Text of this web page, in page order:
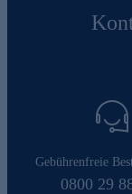
Gebührenfreie
0800 29